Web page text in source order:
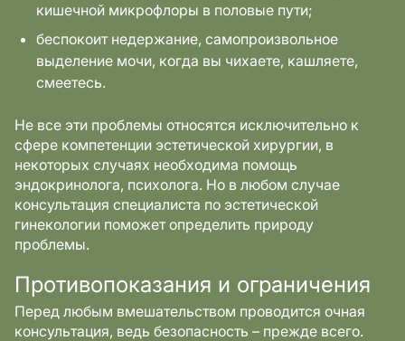
кишечной микрофлоры в половые пути;
беспокоит недержание, самопроизвольное
выделение мочи, когда вы чихаете, кашляете,
смеетесь.
Не все эти проблемы относятся исключительно к
сфере компетенции эстетической хирургии, в
некоторых случаях необходима помощь
эндокринолога, психолога. Но в любом случае
консультация специалиста по эстетической
гинекологии поможет определить природу
проблемы.
Противопоказания и ограничения
Перед любым вмешательством проводится очная
консультация, ведь безопасность – прежде всего.